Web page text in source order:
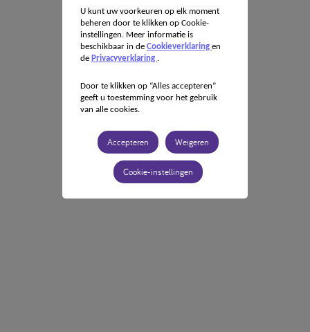
U kunt uw voorkeuren op elk moment
beheren door te klikken op Cookie-
instellingen. Meer informatie is
beschikbaar in de Cookieverklaring en
de Privacyverklaring .
Door te klikken op “Alles accepteren”
geeft u toestemming voor het gebruik
van alle cookies.
Accepteren Weigeren
Cookie-instellingen